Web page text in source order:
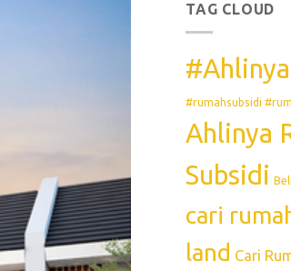
TAG CLOUD
#rumahsubsidi
Ahlinya
Subsidi
cari
land Cari